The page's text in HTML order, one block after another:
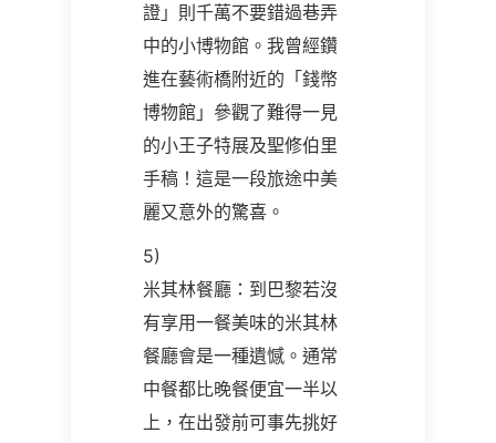
證」則千萬不要錯過巷弄
中的小博物館。我曾經鑽
進在藝術橋附近的「錢幣
博物館」參觀了難得一見
的小王子特展及聖修伯里
手稿！這是一段旅途中美
麗又意外的驚喜。
5)
米其林餐廳：到巴黎若沒
有享用一餐美味的米其林
餐廳會是一種遺憾。通常
中餐都比晚餐便宜一半以
上，在出發前可事先挑好